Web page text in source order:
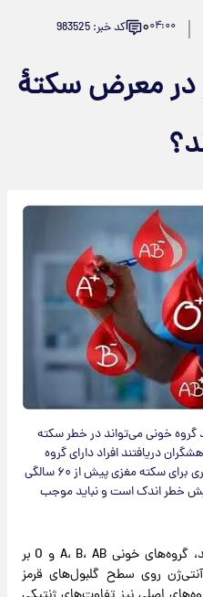
۰۴:۰۰۰ کد خبر: 983525
معرض سکتۀ
خونی می‌تواند در خطر سکته
دریافتند افراد دارای گروه
خونی A نسبت به سایرین احتمال بیشتری برای سکته مغزی پیش از ۶۰ سالگی
خطر اندک است و نباید موجب
گروه‌های خونی
A، B، AB و O بر
روی سطح گلبول‌های قرمز